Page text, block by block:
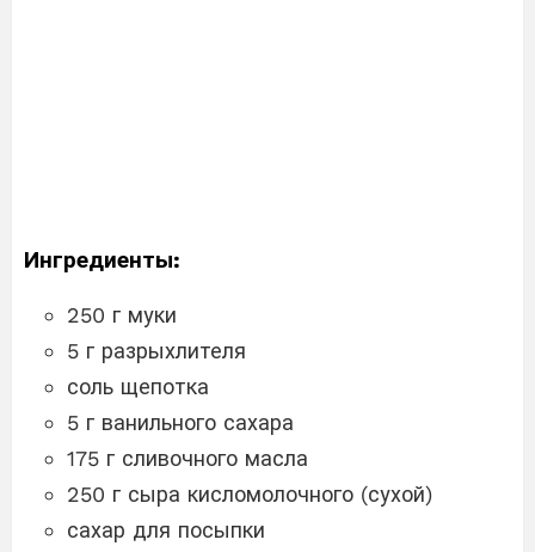
Ингредиенты:
250 г муки
5 г разрыхлителя
соль щепотка
5 г ванильного сахара
175 г сливочного масла
250 г сыра кисломолочного (сухой)
сахар для посыпки